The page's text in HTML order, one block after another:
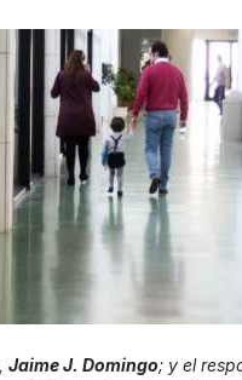
Jaime J. Domingo; y el